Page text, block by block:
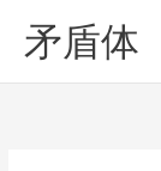
content
矛盾体